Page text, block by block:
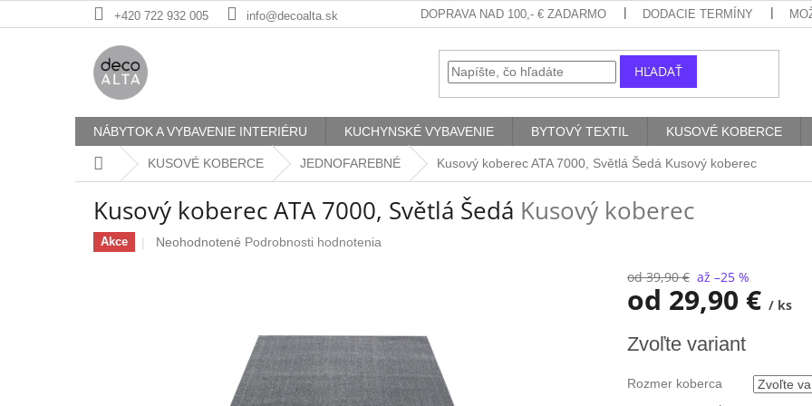
na
+420 722 932 005 info@decoalta.sk DOPRAVA NAD 100,- € ZADARMO DODACIE TERMÍNY
HĽADAŤ
NÁBYTOK A VYBAVENIE INTERIÉRU KUCHYNSKÉ VYBAVENIE BYTOVÝ TEXTIL KUSOVÉ KOBERCE
DomovKUSOVÉ KOBERCE JEDNOFAREBNÉ Kusový koberec ATA 7000, Světlá Šedá Kusový koberec
Kusový koberec ATA 7000, Světlá Šedá Kusový koberec
Akce
Priemerné
Neohodnotené Podrobnosti hodnotenia
od 39,90 € až –25 %
od 29,90 € / ks
cena:
Zvoľte variant
Rozmer koberca